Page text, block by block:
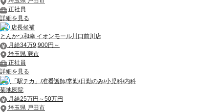
正社員
詳細を見る
店長候補
とんかつ和幸 イオンモール川口前川店
月給34万9,900円～
埼玉県 蕨市
正社員
詳細を見る
「駅チカ」/准看護師/常勤/日勤のみ/小児科/内科
菊地医院
月給25万円～50万円
埼玉県 戸田市